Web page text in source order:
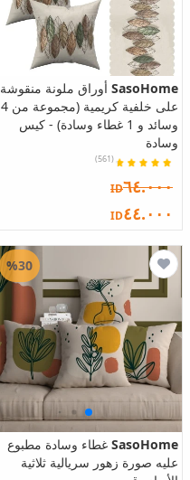
SasoHome أوراق ملونة منقوشة
على خلفية كريمية (مجموعة من 4
وسائد و 1 غطاء وسادة) - كيس
وسادة
(561)
ID٦٤.٠٠٠
ID٤٤.٠٠٠
SasoHome غطاء وسادة مطبوع
عليه صورة زهور سريالية ثلاثية
%30